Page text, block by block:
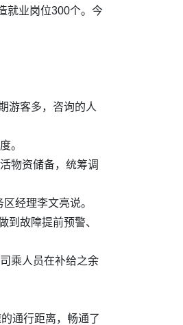
就业岗位300个。今
游客多，咨询的人
。
物资储备，统筹调
经理李文亮说。
到故障提前预警、
乘人员在补给之余
通行距离，畅通了